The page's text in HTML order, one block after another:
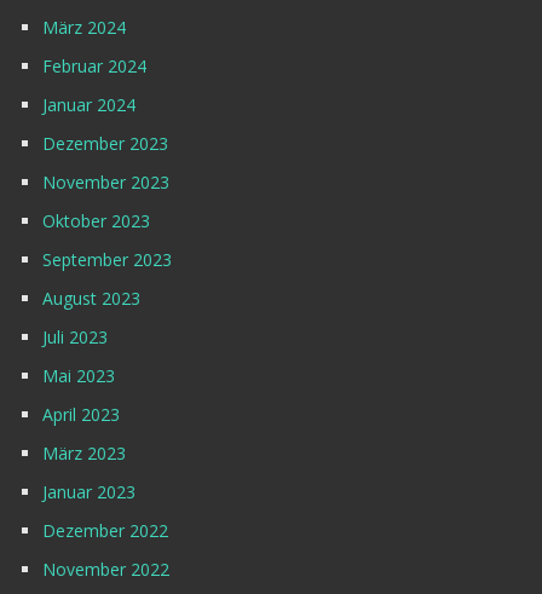
März 2024
Februar 2024
Januar 2024
Dezember 2023
November 2023
Oktober 2023
September 2023
August 2023
Juli 2023
Mai 2023
April 2023
März 2023
Januar 2023
Dezember 2022
November 2022